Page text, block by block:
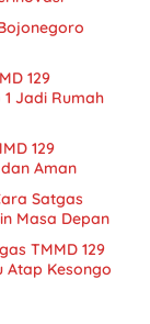
129
Jadi Rumah
129
Aman
Satgas
Masa Depan
TMMD 129
Atap Kesongo